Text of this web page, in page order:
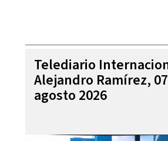
Telediario
Alejandro Ramírez,
agosto 2026